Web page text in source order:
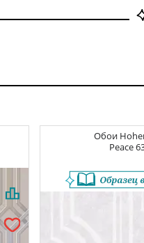
Обои
Peace